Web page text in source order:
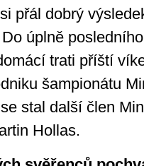
přál dobrý
úplně
trati příští
šampionátu
stal další člen
Hollas.